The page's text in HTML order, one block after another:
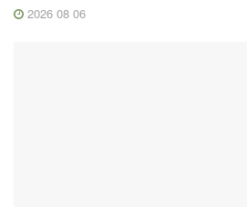
2026 08 06